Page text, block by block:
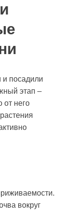
и посадили
этап –
него
вокруг